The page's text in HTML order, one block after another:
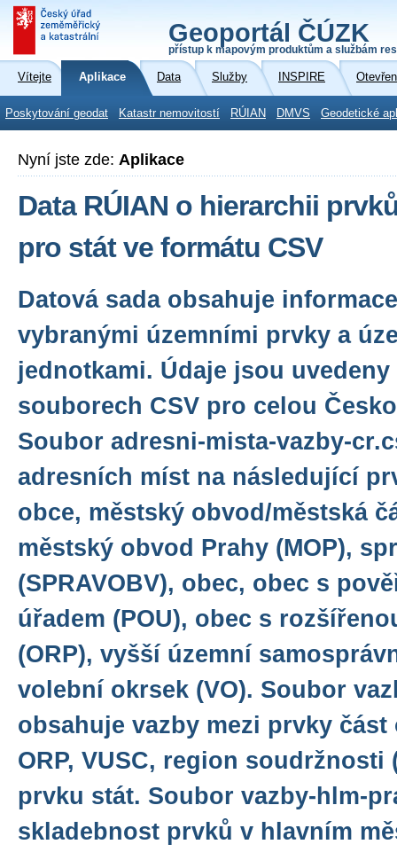
Geoportál ČÚZK
přístup k mapovým produktům a službám
Vítejte Aplikace Data Služby INSPIRE
Poskytování geodat Katastr nemovitostí RÚIAN DMVS Geodetické
Nyní jste zde: Aplikace
Data RÚIAN o hierarchii
pro stát ve formátu CSV
Datová sada obsahuje
vybranými územními prvky a
jednotkami. Údaje jsou
souborech CSV pro celou
Soubor adresni-mista-vazby-
adresních míst na následující
obce, městský obvod/městská
městský obvod Prahy (MOP),
(SPRAVOBV), obec, obec s
úřadem (POU), obec s
(ORP), vyšší územní
volební okrsek (VO). Soubor
obsahuje vazby mezi prvky část
ORP, VUSC, region soudržnosti
prvku stát. Soubor vazby-hlm-
skladebnost prvků v hlavním